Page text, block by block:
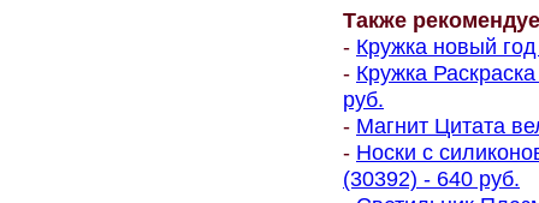
Также
- Кружка новый
- Кружка
руб.
- Магнит Цитата
- Носки с
(30392) - 640 руб.